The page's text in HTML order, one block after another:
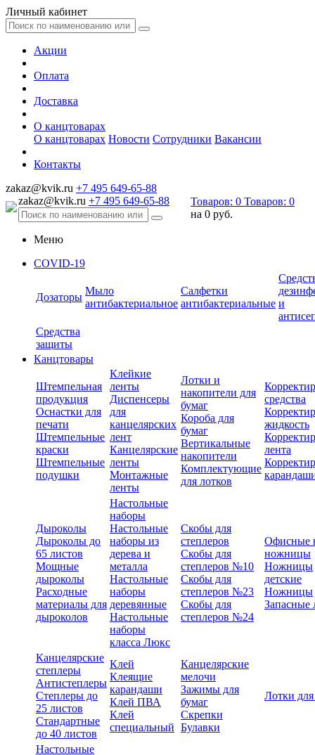
Личный кабинет
Акции
Оплата
Доставка
О канцтоварах
О канцтоварах Новости Сотрудники Вакансии
Контакты
zakaz@kvik.ru +7 495 649-65-88
zakaz@kvik.ru +7 495 649-65-88 Товаров: 0 Товаров: 0
на 0 руб.
Меню
COVID-19
Дозаторы
Мыло
антибактериальное
Салфетки
антибактериальные и
Средства
защиты
Канцтовары
Штемпельная
продукция
Оснастки для
печати
Штемпельные
краски
Штемпельные
подушки
Клейкие
ленты
Диспенсеры
для
канцелярских
лент
Канцелярские
ленты
Монтажные
ленты
Лотки и
накопители для
бумаг
Короба для
бумаг
Вертикальные
накопители
Комплектующие
для лотков
средства
жидкость
лента
Дыроколы
Дыроколы до
65 листов
Мощные
дыроколы
Расходные
материалы для
дыроколов
Настольные
наборы
Настольные
наборы из
дерева и
металла
Настольные
наборы
деревянные
Настольные
наборы
класса Люкс
Скобы для
степлеров
Скобы для
степлеров №10
Скобы для
степлеров №23
Скобы для
степлеров №24
Офисные
ножницы
Ножницы
детские
Ножницы
Запасные
Канцелярские
степлеры
Антистеплеры
Степлеры до
25 листов
Стандартные
до 40 листов
Клей
Клеящие
карандаши
Клей ПВА
Клей
специальный
Канцелярские
мелочи
Зажимы для
бумаг
Скрепки
Булавки
Лотки
Настольные